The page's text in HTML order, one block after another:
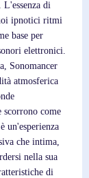
L'essenza di
ipnotici ritmi
base per
elettronici.
Sonomancer
atmosferica
scorrono come
un'esperienza
che intima,
nella sua
di